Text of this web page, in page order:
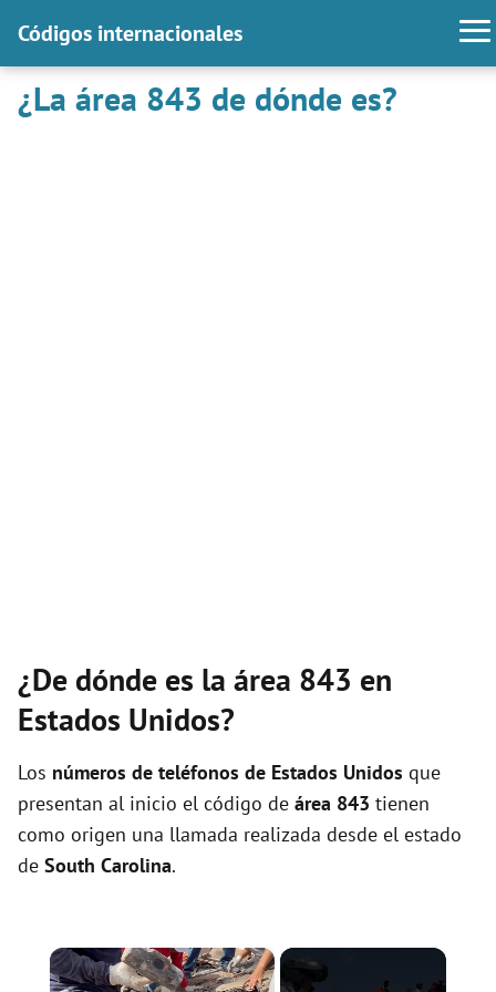
Códigos internacionales
¿La área 843 de dónde es?
¿De dónde es la área 843 en
Estados Unidos?
Los números de teléfonos de Estados Unidos que
presentan al inicio el código de área 843 tienen
como origen una llamada realizada desde el estado
de South Carolina.
×